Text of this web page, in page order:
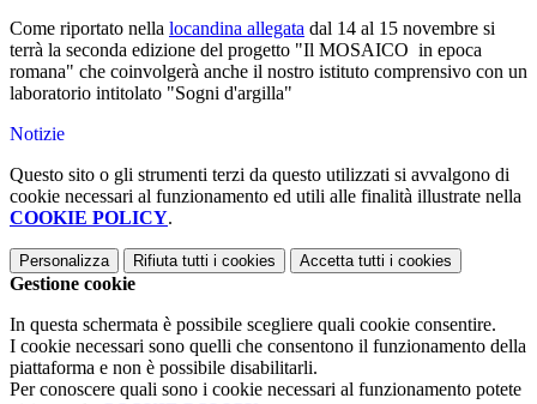
Come riportato nella locandina allegata dal 14 al 15 novembre si
terrà la seconda edizione del progetto "Il MOSAICO in epoca
romana" che coinvolgerà anche il nostro istituto comprensivo con un
laboratorio intitolato "Sogni d'argilla"
Notizie
Questo sito o gli strumenti terzi da questo utilizzati si avvalgono di
cookie necessari al funzionamento ed utili alle finalità illustrate nella
COOKIE POLICY.
Personalizza Rifiuta tutti i cookies Accetta tutti i cookies
Gestione cookie
In questa schermata è possibile scegliere quali cookie consentire.
I cookie necessari sono quelli che consentono il funzionamento della
piattaforma e non è possibile disabilitarli.
Per conoscere quali sono i cookie necessari al funzionamento potete